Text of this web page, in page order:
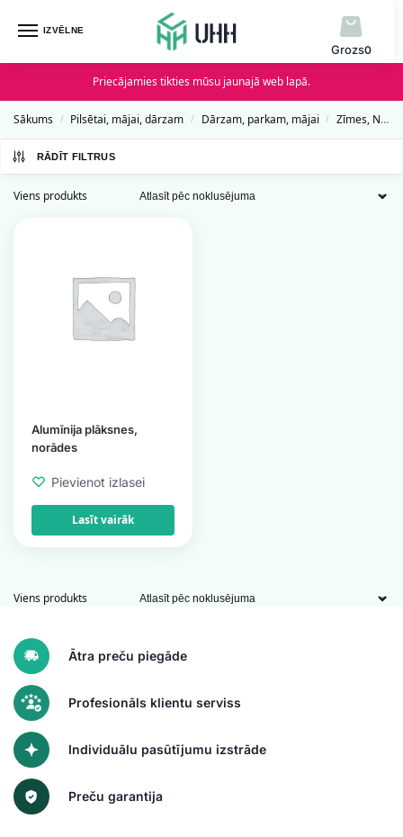
IZVĒLNE
0
Priecājamies tikties mūsu jaunajā web lapā.
Sākums / Pilsētai, mājai, dārzam / Dārzam, parkam, mājai / Zīmes, Norādes un Uzlīmes
RĀDĪT FILTRUS
Viens produkts
Alumīnija plāksnes,
norādes
Pievienot izlasei
Lasīt vairāk
Viens produkts
Ātra preču piegāde
Profesionāls klientu serviss
Individuālu pasūtījumu izstrāde
Preču garantija